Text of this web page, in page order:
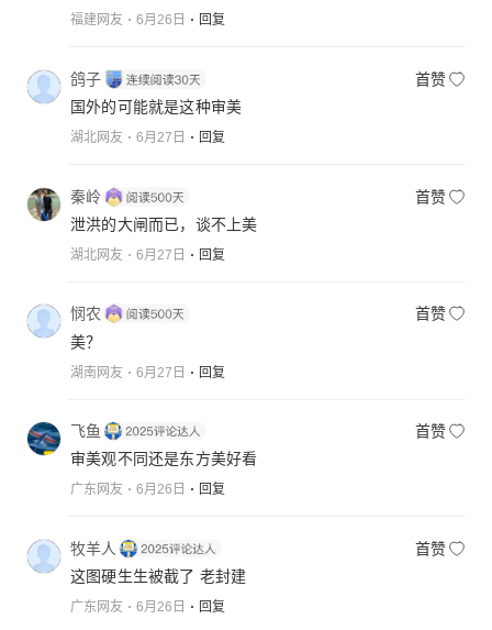
福建网友 6月26日 回复
鸽子
首赞
国外的可能就是这种审美
湖北网友 6月27日 回复
秦岭
首赞
泄洪的大闸而已，谈不上美
湖北网友 6月27日 回复
悯农
首赞
美？
湖南网友 6月27日 回复
飞鱼
首赞
审美观不同还是东方美好看
广东网友 6月26日 回复
牧羊人
首赞
这图硬生生被截了 老封建
广东网友 6月26日 回复